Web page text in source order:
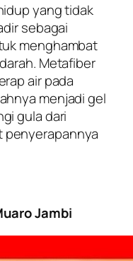
yang tidak
sebagai
menghambat
Metafiber
air pada
menjadi gel
gula dari
penyerapannya
Jambi